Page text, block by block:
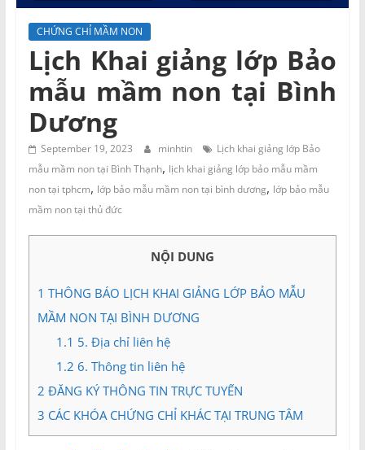
và
Tư
vấn
Miền
Nam
CHỨNG CHỈ MẦM NON
Lịch Khai giảng lớp Bảo
mẫu mầm non tại Bình
Dương
September 19, 2023 minhtin
Lịch khai giảng lớp Bảo
mẫu mầm non tại Bình Thạnh, lịch khai giảng lớp bảo mẫu mầm
non tại tphcm, lớp bảo mẫu mầm non tại bình dương, lớp bảo mẫu
mầm non tại thủ đức
NỘI DUNG
1 THÔNG BÁO LỊCH KHAI GIẢNG LỚP BẢO MẪU
MẦM NON TẠI BÌNH DƯƠNG
1.1 5. Địa chỉ liên hệ
1.2 6. Thông tin liên hệ
2 ĐĂNG KÝ THÔNG TIN TRỰC TUYẾN
3 CÁC KHÓA CHỨNG CHỈ KHÁC TẠI TRUNG TÂM